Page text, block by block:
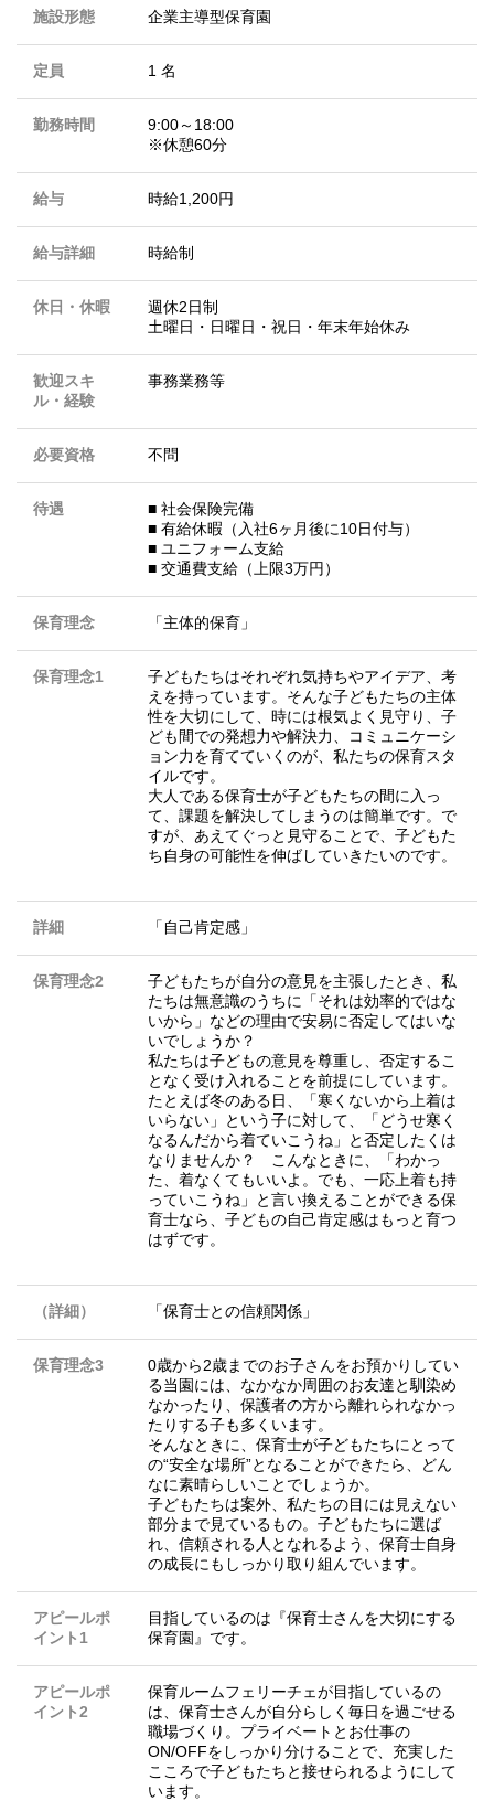
施設形態 企業主導型保育園
定員 1 名
勤務時間
9:00～18:00
※休憩60分
給与 時給1,200円
給与詳細 時給制
休日・休暇
週休2日制
土曜日・日曜日・祝日・年末年始休み
歓迎スキ
ル・経験
事務業務等
必要資格 不問
待遇
■ 社会保険完備
■ 有給休暇（入社6ヶ月後に10日付与）
■ ユニフォーム支給
■ 交通費支給（上限3万円）
保育理念 「主体的保育」
保育理念1
子どもたちはそれぞれ気持ちやアイデア、考
えを持っています。そんな子どもたちの主体
性を大切にして、時には根気よく見守り、子
ども間での発想力や解決力、コミュニケーシ
ョン力を育てていくのが、私たちの保育スタ
イルです。
大人である保育士が子どもたちの間に入っ
て、課題を解決してしまうのは簡単です。で
すが、あえてぐっと見守ることで、子どもた
ち自身の可能性を伸ばしていきたいのです。
詳細 「自己肯定感」
保育理念2
子どもたちが自分の意見を主張したとき、私
たちは無意識のうちに「それは効率的ではな
いから」などの理由で安易に否定してはいな
いでしょうか？
私たちは子どもの意見を尊重し、否定するこ
となく受け入れることを前提にしています。
たとえば冬のある日、「寒くないから上着は
いらない」という子に対して、「どうせ寒く
なるんだから着ていこうね」と否定したくは
なりませんか？ こんなときに、「わかっ
た、着なくてもいいよ。でも、一応上着も持
っていこうね」と言い換えることができる保
育士なら、子どもの自己肯定感はもっと育つ
はずです。
（詳細） 「保育士との信頼関係」
保育理念3
0歳から2歳までのお子さんをお預かりしてい
る当園には、なかなか周囲のお友達と馴染め
なかったり、保護者の方から離れられなかっ
たりする子も多くいます。
そんなときに、保育士が子どもたちにとって
の“安全な場所”となることができたら、どん
なに素晴らしいことでしょうか。
子どもたちは案外、私たちの目には見えない
部分まで見ているもの。子どもたちに選ば
れ、信頼される人となれるよう、保育士自身
の成長にもしっかり取り組んでいます。
アピールポ
イント1
目指しているのは『保育士さんを大切にする
保育園』です。
アピールポ
イント2
保育ルームフェリーチェが目指しているの
は、保育士さんが自分らしく毎日を過ごせる
職場づくり。プライベートとお仕事の
ON/OFFをしっかり分けることで、充実した
こころで子どもたちと接せられるようにして
います。